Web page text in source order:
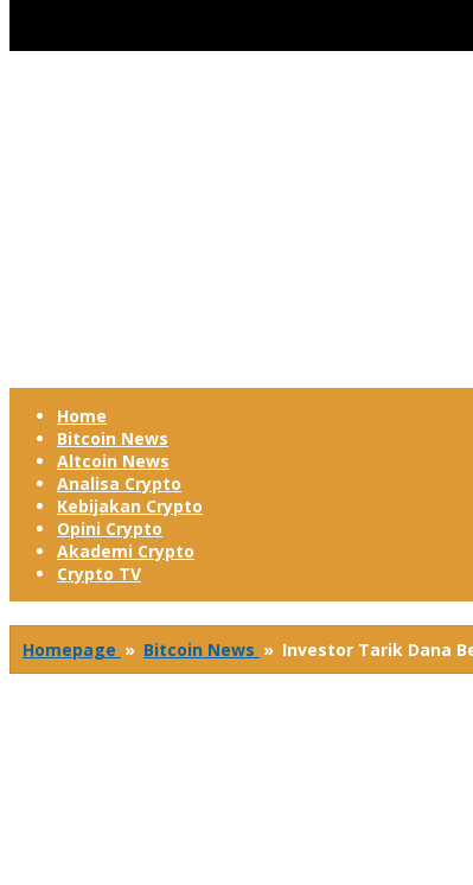
Home
Bitcoin News
Altcoin News
Analisa Crypto
Kebijakan Crypto
Opini Crypto
Akademi Crypto
Crypto TV
Homepage » Bitcoin News » Investor Tarik Dana